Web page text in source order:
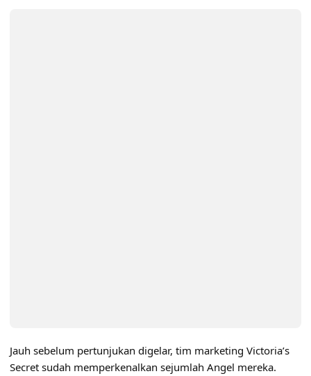
Jauh sebelum pertunjukan digelar, tim marketing Victoria’s
Secret sudah memperkenalkan sejumlah Angel mereka.